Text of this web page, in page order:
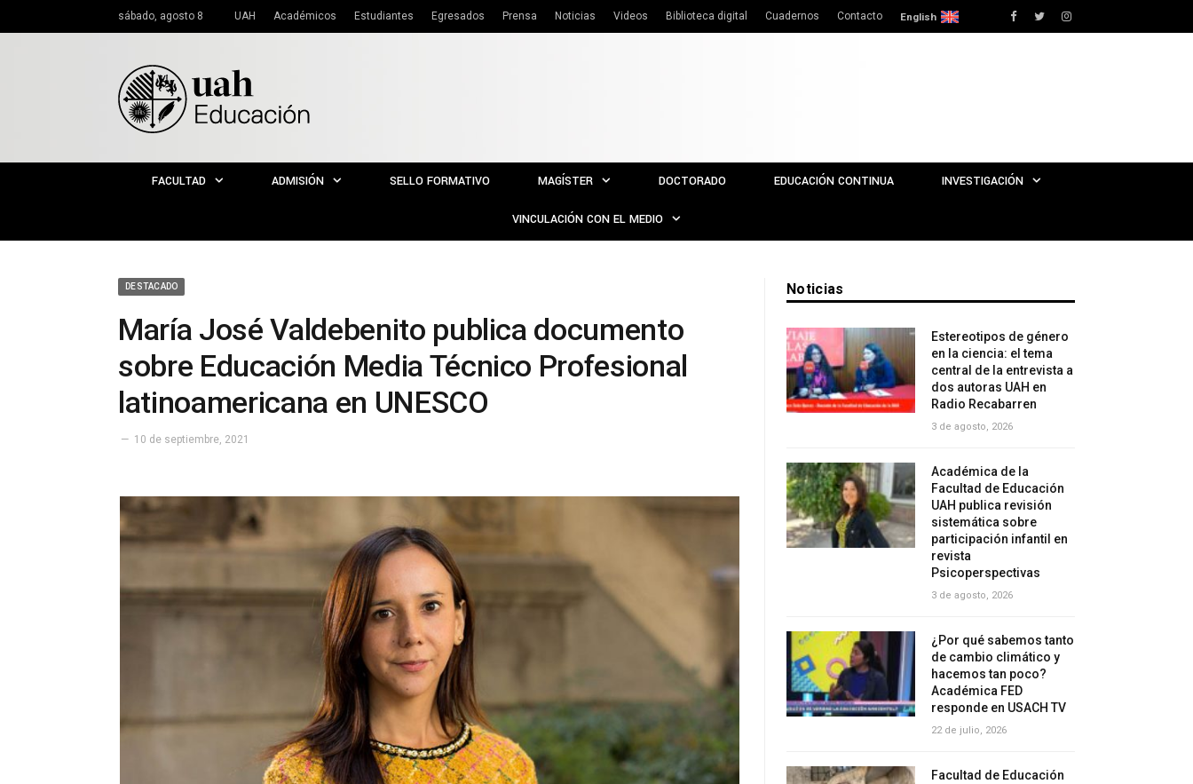
sábado, agosto 8 UAH Académicos Estudiantes Egresados Prensa Noticias Videos Biblioteca digital Cuadernos Contacto English Facebook
TwitterInstagram
FACULTAD ADMISIÓN SELLO FORMATIVO MAGÍSTER DOCTORADO EDUCACIÓN CONTINUA INVESTIGACIÓN
VINCULACIÓN CON EL MEDIO
DESTACADO
María José Valdebenito publica documento
sobre Educación Media Técnico Profesional
latinoamericana en UNESCO
10 de septiembre, 2021
Noticias
Estereotipos de género
en la ciencia: el tema
central de la entrevista a
dos autoras UAH en
Radio Recabarren
3 de agosto, 2026
Académica de la
Facultad de Educación
UAH publica revisión
sistemática sobre
participación infantil en
revista
Psicoperspectivas
3 de agosto, 2026
¿Por qué sabemos tanto
de cambio climático y
hacemos tan poco?
Académica FED
responde en USACH TV
22 de julio, 2026
Facultad de Educación